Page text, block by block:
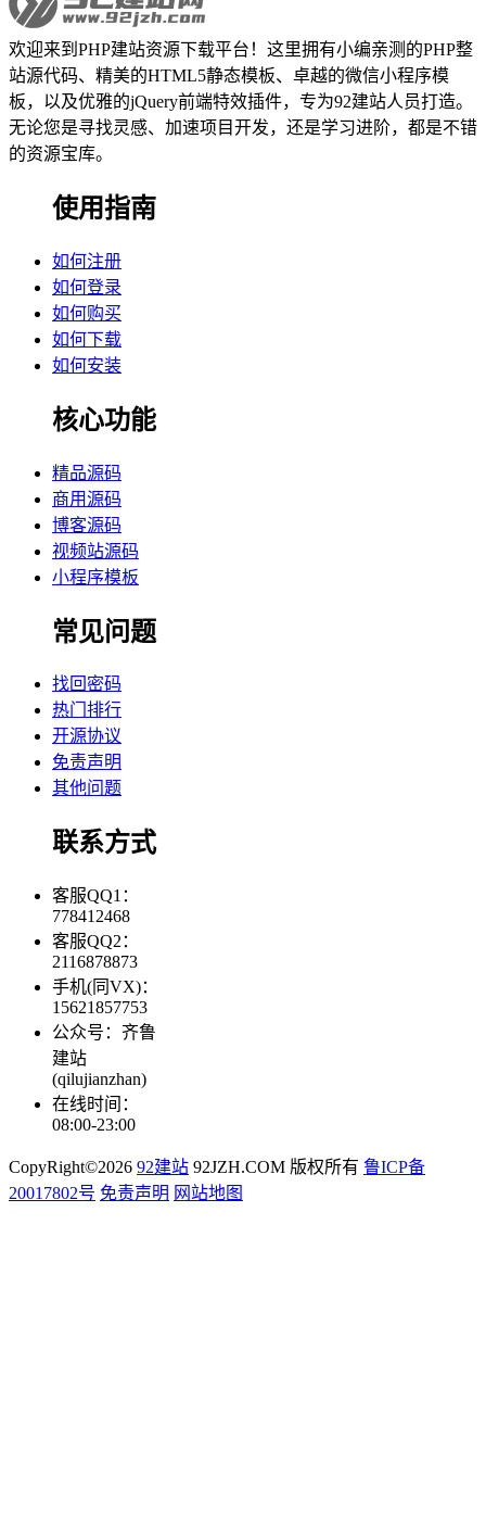
欢迎来到PHP建站资源下载平台！这里拥有小编亲测的PHP整
站源代码、精美的HTML5静态模板、卓越的微信小程序模
板，以及优雅的jQuery前端特效插件，专为92建站人员打造。
无论您是寻找灵感、加速项目开发，还是学习进阶，都是不错
的资源宝库。
使用指南
如何注册
如何登录
如何购买
如何下载
如何安装
核心功能
精品源码
商用源码
博客源码
视频站源码
小程序模板
常见问题
找回密码
热门排行
开源协议
免责声明
其他问题
联系方式
客服QQ1：
778412468
客服QQ2：
2116878873
手机(同VX)：
15621857753
公众号：齐鲁
建站
(qilujianzhan)
在线时间：
08:00-23:00
CopyRight©2026 92建站 92JZH.COM 版权所有 鲁ICP备
20017802号 免责声明 网站地图